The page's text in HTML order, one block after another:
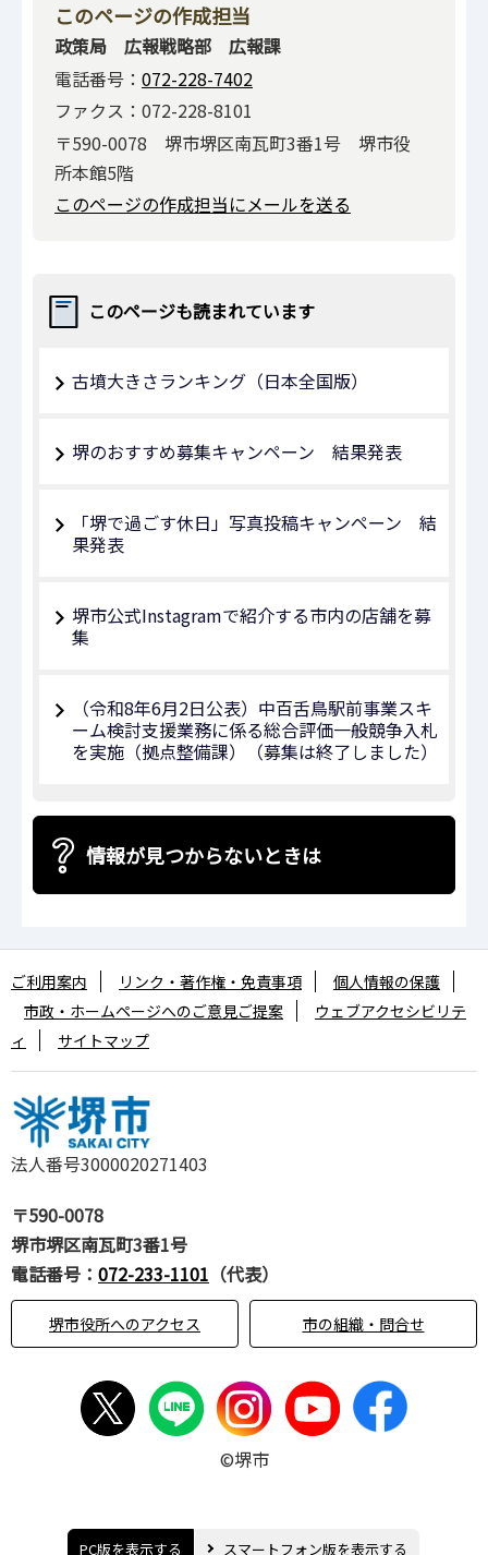
このページの作成担当
政策局 広報戦略部 広報課
電話番号： 072-228-7402
ファクス：072-228-8101
〒590-0078 堺市堺区南瓦町3番1号 堺市役
所本館5階
このページの作成担当にメールを送る
このページも読まれています
古墳大きさランキング（日本全国版）
堺のおすすめ募集キャンペーン 結果発表
「堺で過ごす休日」写真投稿キャンペーン 結
果発表
堺市公式Instagramで紹介する市内の店舗を募
集
（令和8年6月2日公表）中百舌鳥駅前事業スキ
ーム検討支援業務に係る総合評価一般競争入札
を実施（拠点整備課）（募集は終了しました）
情報が見つからないときは
法人番号3000020271403
〒590-0078
堺市堺区南瓦町3番1号
電話番号： 072-233-1101 （代表）
堺市役所へのアクセス 市の組織・問合せ
ご利用案内 リンク・著作権・免責事項
個人情報の保護
市政・ホームページへのご意見ご提案
ウェブアクセシビリテ
ィ
サイトマップ
©堺市
PC版を表示する スマートフォン版を表示する